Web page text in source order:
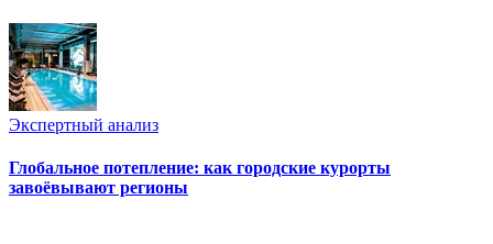
Экспертный анализ
Глобальное потепление: как городские курорты
завоёвывают регионы